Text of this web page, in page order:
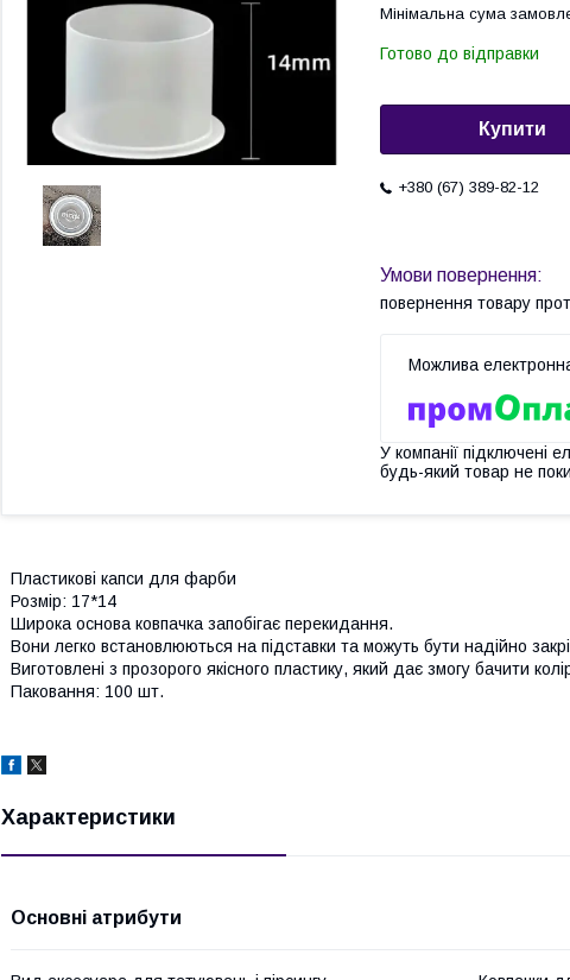
Мінімальна сума
Готово до відправки
Купити
+380 (67) 389-82-12
повернення товару
У компанії підключені
будь-який товар не
Пластикові капси для фарби
Розмір: 17*14
Широка основа ковпачка запобігає перекидання.
Вони легко встановлюються на підставки та можуть бути надійно
Виготовлені з прозорого якісного пластику, який дає змогу бачити
Паковання: 100 шт.
Характеристики
Основні атрибути